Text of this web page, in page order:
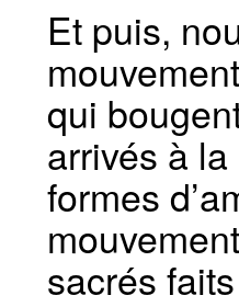
Et puis,
qui
arrivés à
formes
sacrés